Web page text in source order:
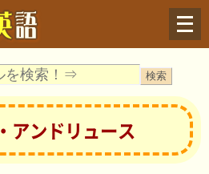
Menu
アンドリュース